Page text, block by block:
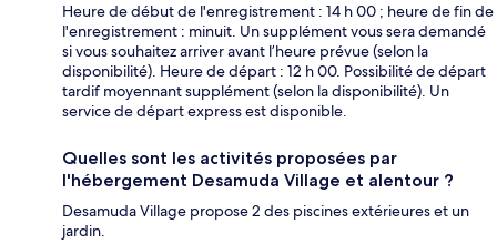
Heure de début de l'enregistrement : 14 h 00 ; heure de fin de
l'enregistrement : minuit. Un supplément vous sera demandé
si vous souhaitez arriver avant l’heure prévue (selon la
disponibilité). Heure de départ : 12 h 00. Possibilité de départ
tardif moyennant supplément (selon la disponibilité). Un
service de départ express est disponible.
Quelles sont les activités proposées par
l'hébergement Desamuda Village et alentour ?
Desamuda Village propose 2 des piscines extérieures et un
jardin.